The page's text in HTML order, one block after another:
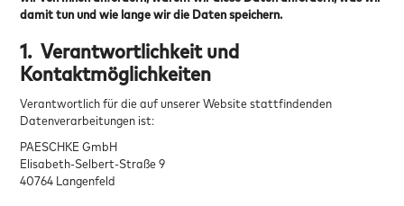
damit tun und wie lange wir die Daten speichern.
1. Verantwortlichkeit und
Kontaktmöglichkeiten
Verantwortlich für die auf unserer Website stattfindenden
Datenverarbeitungen ist:
PAESCHKE GmbH
Elisabeth-Selbert-Straße 9
40764 Langenfeld